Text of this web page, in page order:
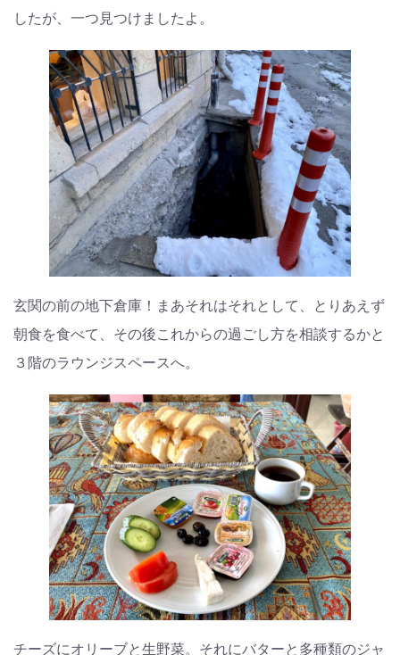
したが、一つ見つけましたよ。
玄関の前の地下倉庫！まあそれはそれとして、とりあえず
朝食を食べて、その後これからの過ごし方を相談するかと
３階のラウンジスペースへ。
チーズにオリーブと生野菜。それにバターと多種類のジャ